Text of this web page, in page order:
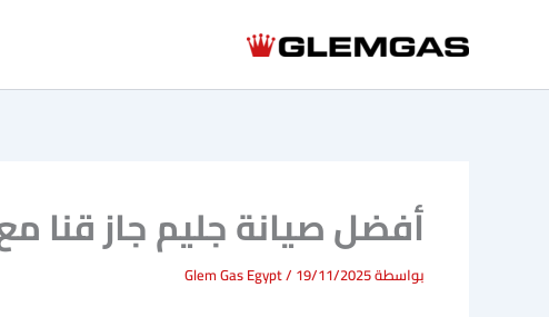
أفضل صيانة جليم جاز قنا
بواسطة Glem Gas Egypt/ 19/11/2025